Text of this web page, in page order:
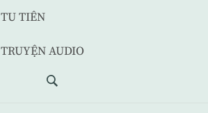
TU TIÊN
TRUYỆN AUDIO